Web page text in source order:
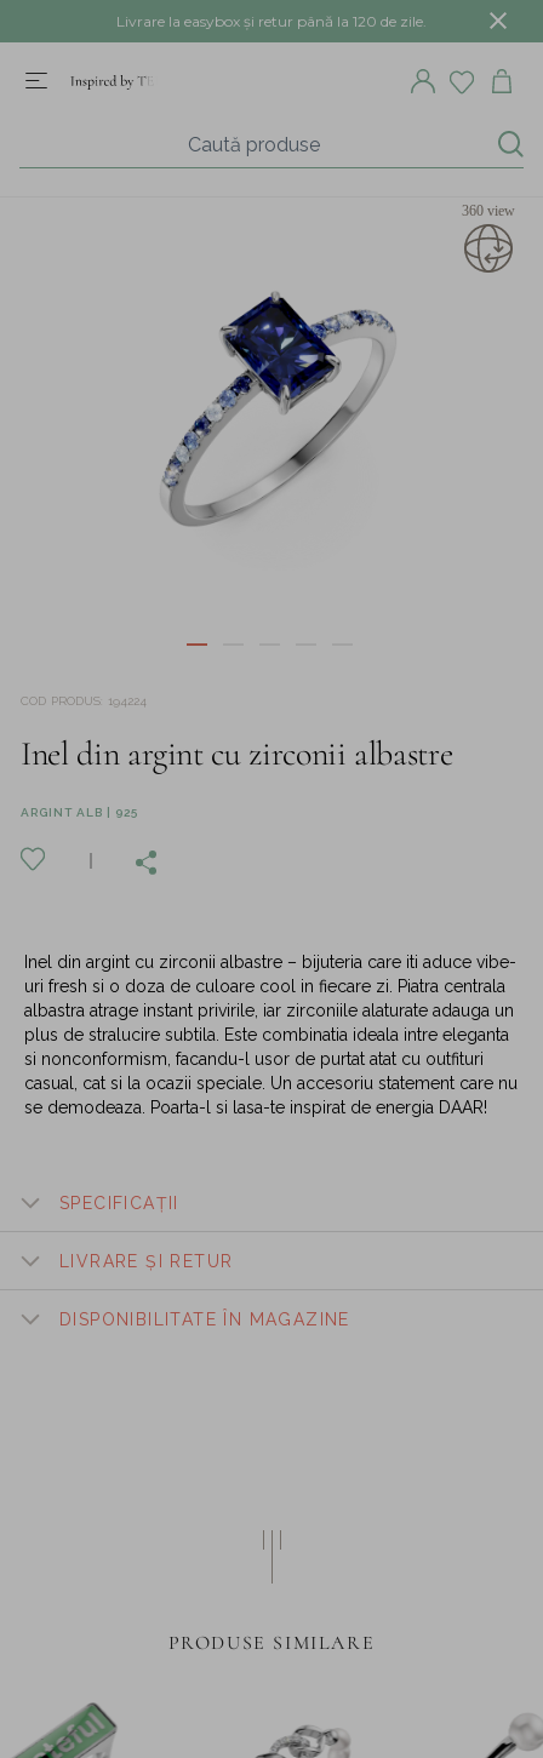
Livrare la easybox și retur până la 120 de zile.
360 view
COD PRODUS 194224
Inel din argint cu zirconii albastre
ARGINT ALB | 925
Inel din argint cu zirconii albastre – bijuteria care iti aduce vibe-
uri fresh si o doza de culoare cool in fiecare zi. Piatra centrala
albastra atrage instant privirile, iar zirconiile alaturate adauga un
plus de stralucire subtila. Este combinatia ideala intre eleganta
si nonconformism, facandu-l usor de purtat atat cu outfituri
casual, cat si la ocazii speciale. Un accesoriu statement care nu
se demodeaza. Poarta-l si lasa-te inspirat de energia DAAR!
SPECIFICAȚII
LIVRARE ȘI RETUR
DISPONIBILITATE ÎN MAGAZINE
PRODUSE SIMILARE